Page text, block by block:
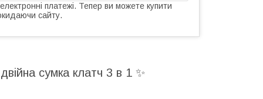
платежі. Тепер ви можете купити
сайту.
сумка клатч 3 в 1 ✨